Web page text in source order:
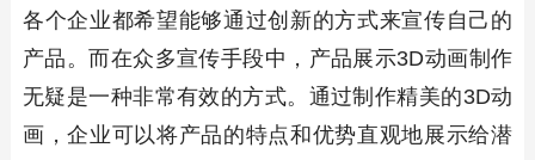
各个企业都希望能够通过创新的方式来宣传自己的
产品。而在众多宣传手段中，产品展示3D动画制作
无疑是一种非常有效的方式。通过制作精美的3D动
画，企业可以将产品的特点和优势直观地展示给潜